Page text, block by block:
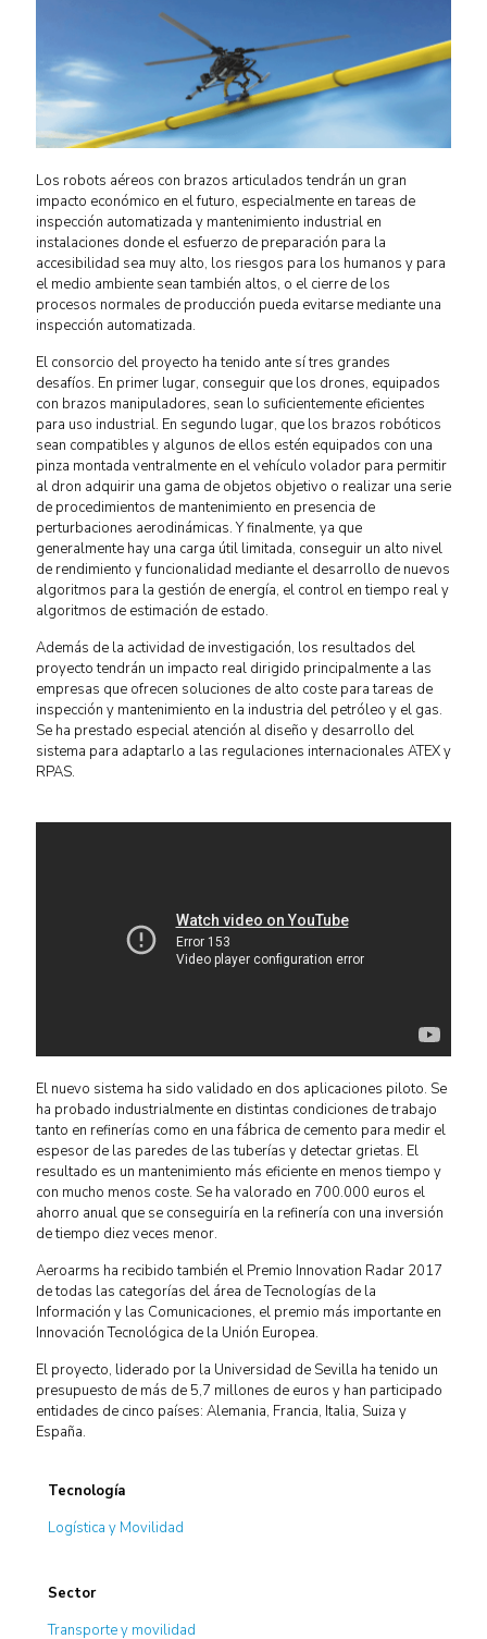
Los robots aéreos con brazos articulados tendrán un gran
impacto económico en el futuro, especialmente en tareas de
inspección automatizada y mantenimiento industrial en
instalaciones donde el esfuerzo de preparación para la
accesibilidad sea muy alto, los riesgos para los humanos y para
el medio ambiente sean también altos, o el cierre de los
procesos normales de producción pueda evitarse mediante una
inspección automatizada.
El consorcio del proyecto ha tenido ante sí tres grandes
desafíos. En primer lugar, conseguir que los drones, equipados
con brazos manipuladores, sean lo suficientemente eficientes
para uso industrial. En segundo lugar, que los brazos robóticos
sean compatibles y algunos de ellos estén equipados con una
pinza montada ventralmente en el vehículo volador para permitir
al dron adquirir una gama de objetos objetivo o realizar una serie
de procedimientos de mantenimiento en presencia de
perturbaciones aerodinámicas. Y finalmente, ya que
generalmente hay una carga útil limitada, conseguir un alto nivel
de rendimiento y funcionalidad mediante el desarrollo de nuevos
algoritmos para la gestión de energía, el control en tiempo real y
algoritmos de estimación de estado.
Además de la actividad de investigación, los resultados del
proyecto tendrán un impacto real dirigido principalmente a las
empresas que ofrecen soluciones de alto coste para tareas de
inspección y mantenimiento en la industria del petróleo y el gas.
Se ha prestado especial atención al diseño y desarrollo del
sistema para adaptarlo a las regulaciones internacionales ATEX y
RPAS.
El nuevo sistema ha sido validado en dos aplicaciones piloto. Se
ha probado industrialmente en distintas condiciones de trabajo
tanto en refinerías como en una fábrica de cemento para medir el
espesor de las paredes de las tuberías y detectar grietas. El
resultado es un mantenimiento más eficiente en menos tiempo y
con mucho menos coste. Se ha valorado en 700.000 euros el
ahorro anual que se conseguiría en la refinería con una inversión
de tiempo diez veces menor.
Aeroarms ha recibido también el Premio Innovation Radar 2017
de todas las categorías del área de Tecnologías de la
Información y las Comunicaciones, el premio más importante en
Innovación Tecnológica de la Unión Europea.
El proyecto, liderado por la Universidad de Sevilla ha tenido un
presupuesto de más de 5,7 millones de euros y han participado
entidades de cinco países: Alemania, Francia, Italia, Suiza y
España.
Tecnología
Logística y Movilidad
Sector
Transporte y movilidad